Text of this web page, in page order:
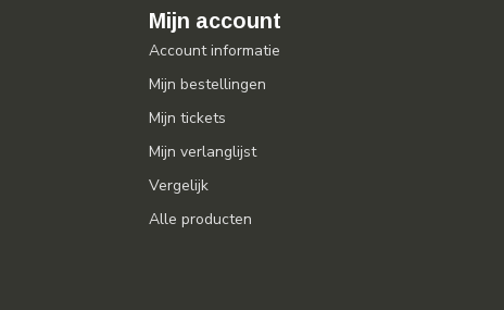
Mijn account
Account informatie
Mijn bestellingen
Mijn tickets
Mijn verlanglijst
Vergelijk
Alle producten